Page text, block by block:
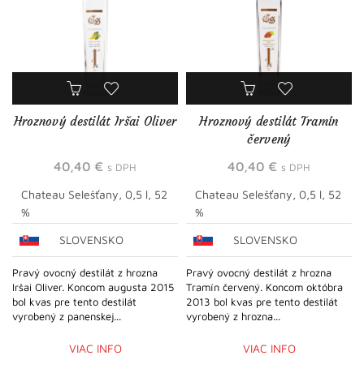
Hroznový destilát Iršai Oliver
40,40 € s DPH
Chateau Selešťany, 0,5 l, 52
%
SLOVENSKO
Pravý ovocný destilát z hrozna
Iršai Oliver. Koncom augusta 2015
bol kvas pre tento destilát
vyrobený z panenskej...
VIAC INFO
Hroznový destilát Tramín
červený
40,40 € s DPH
Chateau Selešťany, 0,5 l, 52
%
SLOVENSKO
Pravý ovocný destilát z hrozna
Tramín červený. Koncom októbra
2013 bol kvas pre tento destilát
vyrobený z hrozna...
VIAC INFO